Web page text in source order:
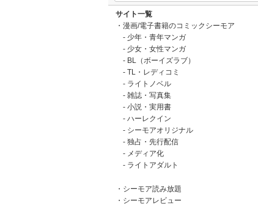
サイト一覧
漫画/電子書籍のコミックシーモア
少年・青年マンガ
少女・女性マンガ
BL（ボーイズラブ）
TL・レディコミ
ライトノベル
雑誌・写真集
小説・実用書
ハーレクイン
シーモアオリジナル
独占・先行配信
メディア化
ライトアダルト
シーモア読み放題
シーモアレビュー